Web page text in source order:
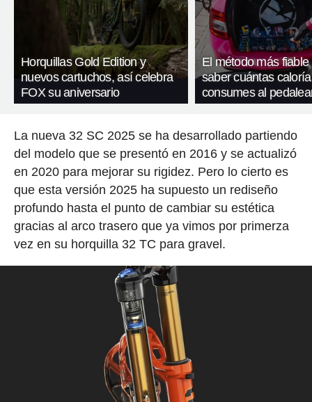
Horquillas Gold Edition y
nuevos cartuchos, así celebra
FOX su aniversario
El método más fiable
saber cuántas
consumes al
La nueva 32 SC 2025 se ha desarrollado partiendo
del modelo que se presentó en 2016 y se actualizó
en 2020 para mejorar su rigidez. Pero lo cierto es
que esta versión 2025 ha supuesto un rediseño
profundo hasta el punto de cambiar su estética
gracias al arco trasero que ya vimos por primerza
vez en su horquilla 32 TC para gravel.